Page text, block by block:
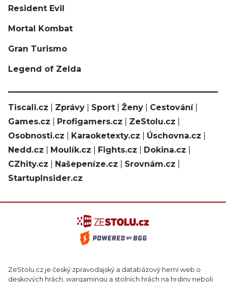
Resident Evil
Mortal Kombat
Gran Turismo
Legend of Zelda
Tiscali.cz Zprávy Sport Ženy Cestování|
Games.cz
Profigamers.cz ZeStolu.cz
Osobnosti.cz
Karaoketexty.cz Úschovna.cz
Nedd.cz
Moulík.cz Fights.cz Dokina.cz
CZhity.cz
Našepeníze.cz Srovnám.cz
StartupInsider.cz
ZeStolu.cz je český zpravodajský a databázový herní web o
deskových hrách, wargamingu a stolních hrách na hrdiny neboli